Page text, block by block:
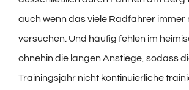
auch wenn das viele Radfahrer immer
versuchen. Und häufig fehlen im
ohnehin die langen Anstiege, sodass
Trainingsjahr nicht kontinuierliche